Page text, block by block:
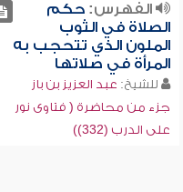
الفهرس:حكم
الصلاة في الثوب
الملون الذي تتحجب به
المرأة في صلاتها
للشيخ: عبد العزيز بن باز
جزء من محاضرة ( فتاوى نور
على الدرب (332))